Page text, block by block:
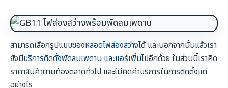
สามารถเลือกรูปแบบของหลอดไฟส่องสว่างได้ และนอกจากนั้นแล้วเรา
ยังมีบริการติดตั้งพัดลมเพดาน และแอร์เพิ่มไปอีกด้วย ในส่วนนี้เราคิด
ราคาสินค้าตามท้องตลาดทั่วไป และไม่คิดค่าบริการในการติดตั้งแต่
อย่างไร